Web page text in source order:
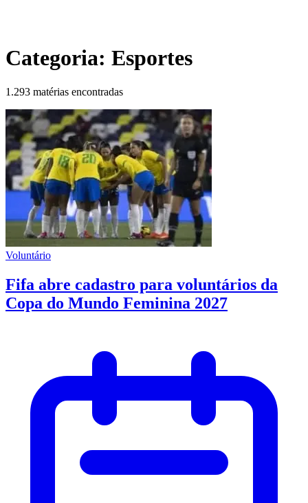
Categoria: Esportes
1.293 matérias encontradas
Voluntário
Fifa abre cadastro para voluntários da
Copa do Mundo Feminina 2027